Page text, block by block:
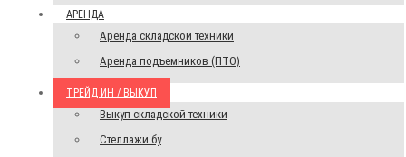
АРЕНДА
Аренда складской техники
Аренда подъемников (ПТО)
ТРЕЙД ИН / ВЫКУП
Выкуп складской техники
Стеллажи бу